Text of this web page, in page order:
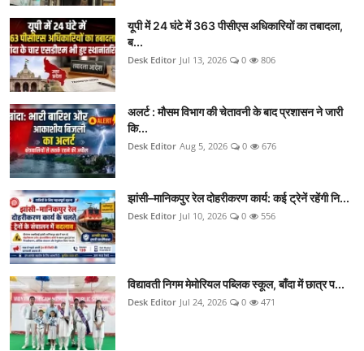
यूपी में 24 घंटे में 363 पीसीएस अधिकारियों का तबादला,
ब...
Desk Editor Jul 13, 2026 0 806
अलर्ट : मौसम विभाग की चेतावनी के बाद प्रशासन ने जारी
कि...
Desk Editor Aug 5, 2026 0 676
झांसी–मानिकपुर रेल दोहरीकरण कार्य: कई ट्रेनें रहेंगी नि...
Desk Editor Jul 10, 2026 0 556
विद्यावती निगम मेमोरियल पब्लिक स्कूल, बाँदा में छात्र प...
Desk Editor Jul 24, 2026 0 471